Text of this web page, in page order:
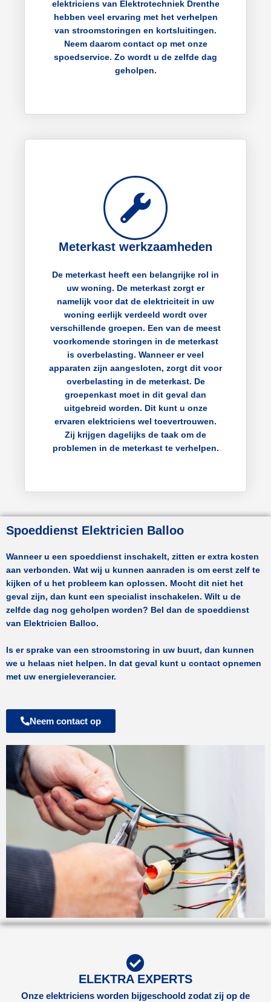
elektriciens van Elektrotechniek Drenthe
hebben veel ervaring met het verhelpen
van stroomstoringen en kortsluitingen.
Neem daarom contact op met onze
spoedservice. Zo wordt u de zelfde dag
geholpen.
Meterkast werkzaamheden
De meterkast heeft een belangrijke rol in
uw woning. De meterkast zorgt er
namelijk voor dat de elektriciteit in uw
woning eerlijk verdeeld wordt over
verschillende groepen. Een van de meest
voorkomende storingen in de meterkast
is overbelasting. Wanneer er veel
apparaten zijn aangesloten, zorgt dit voor
overbelasting in de meterkast. De
groepenkast moet in dit geval dan
uitgebreid worden. Dit kunt u onze
ervaren elektriciens wel toevertrouwen.
Zij krijgen dagelijks de taak om de
problemen in de meterkast te verhelpen.
Spoeddienst Elektricien Balloo
Wanneer u een spoeddienst inschakelt, zitten er extra kosten
aan verbonden. Wat wij u kunnen aanraden is om eerst zelf te
kijken of u het probleem kan oplossen. Mocht dit niet het
geval zijn, dan kunt een specialist inschakelen. Wilt u de
zelfde dag nog geholpen worden? Bel dan de spoeddienst
van Elektricien Balloo.
Is er sprake van een stroomstoring in uw buurt, dan kunnen
we u helaas niet helpen. In dat geval kunt u contact opnemen
met uw energieleverancier.
Neem contact op
ELEKTRA EXPERTS
Onze elektriciens worden bijgeschoold zodat zij op de